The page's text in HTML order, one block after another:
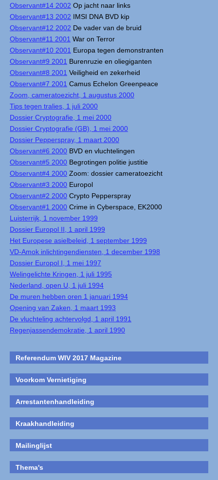
Observant#14 2002 Op jacht naar links
Observant#13 2002 IMSI DNA BVD kip
Observant#12 2002 De vader van de bruid
Observant#11 2001 War on Terror
Observant#10 2001 Europa tegen demonstranten
Observant#9 2001 Burenruzie en oliegiganten
Observant#8 2001 Veiligheid en zekerheid
Observant#7 2001 Camus Echelon Greenpeace
Zoom, cameratoezicht, 1 augustus 2000
Tips tegen tralies, 1 juli 2000
Dossier Cryptografie, 1 mei 2000
Dossier Cryptografie (GB), 1 mei 2000
Dossier Pepperspray, 1 maart 2000
Observant#6 2000 BVD en vluchtelingen
Observant#5 2000 Begrotingen politie justitie
Observant#4 2000 Zoom: dossier cameratoezicht
Observant#3 2000 Europol
Observant#2 2000 Crypto Pepperspray
Observant#1 2000 Crime in Cyberspace, EK2000
Luisterrijk, 1 november 1999
Dossier Europol II, 1 april 1999
Het Europese asielbeleid, 1 september 1999
VD-Amok inlichtingendiensten, 1 december 1998
Dossier Europol I, 1 mei 1997
Welingelichte Kringen, 1 juli 1995
Nederland, open U, 1 juli 1994
De muren hebben oren 1 januari 1994
Opening van Zaken, 1 maart 1993
De vluchteling achtervolgd, 1 april 1991
Regenjassendemokratie, 1 april 1990
Referendum WIV 2017 Magazine
Voorkom Vernietiging
Arrestantenhandleiding
Kraakhandleiding
Mailinglijst
Thema's